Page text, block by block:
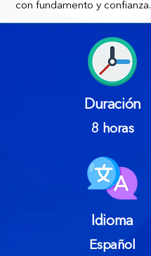
con fundamento y confianza.
Duración
8 horas
Idioma
Español